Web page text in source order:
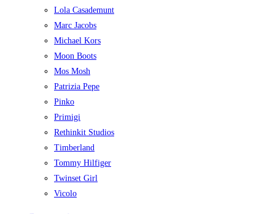
Lola Casademunt
Marc Jacobs
Michael Kors
Moon Boots
Mos Mosh
Patrizia Pepe
Pinko
Primigi
Rethinkit Studios
Timberland
Tommy Hilfiger
Twinset Girl
Vicolo